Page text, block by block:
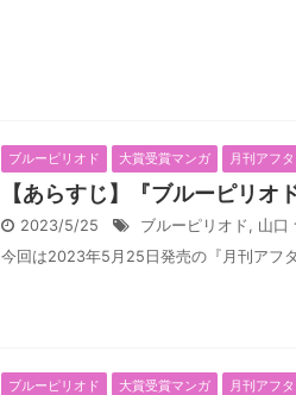
ブルーピリオド 大賞受賞マンガ 月刊アフ
【あらすじ】『ブルーピリオ
2023/5/25 ブルーピリオド, 山口
今回は2023年5月25日発売の『月刊アフ
ブルーピリオド 大賞受賞マンガ 月刊アフ